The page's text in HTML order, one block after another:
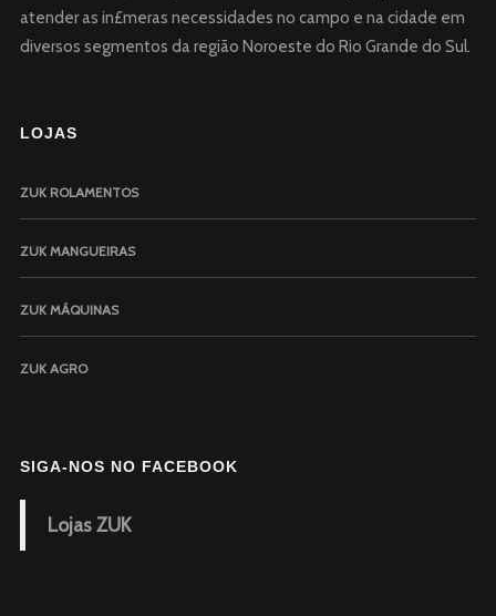
atender as in£meras necessidades no campo e na cidade em
diversos segmentos da região Noroeste do Rio Grande do Sul.
LOJAS
ZUK ROLAMENTOS
ZUK MANGUEIRAS
ZUK MÁQUINAS
ZUK AGRO
SIGA-NOS NO FACEBOOK
Lojas ZUK